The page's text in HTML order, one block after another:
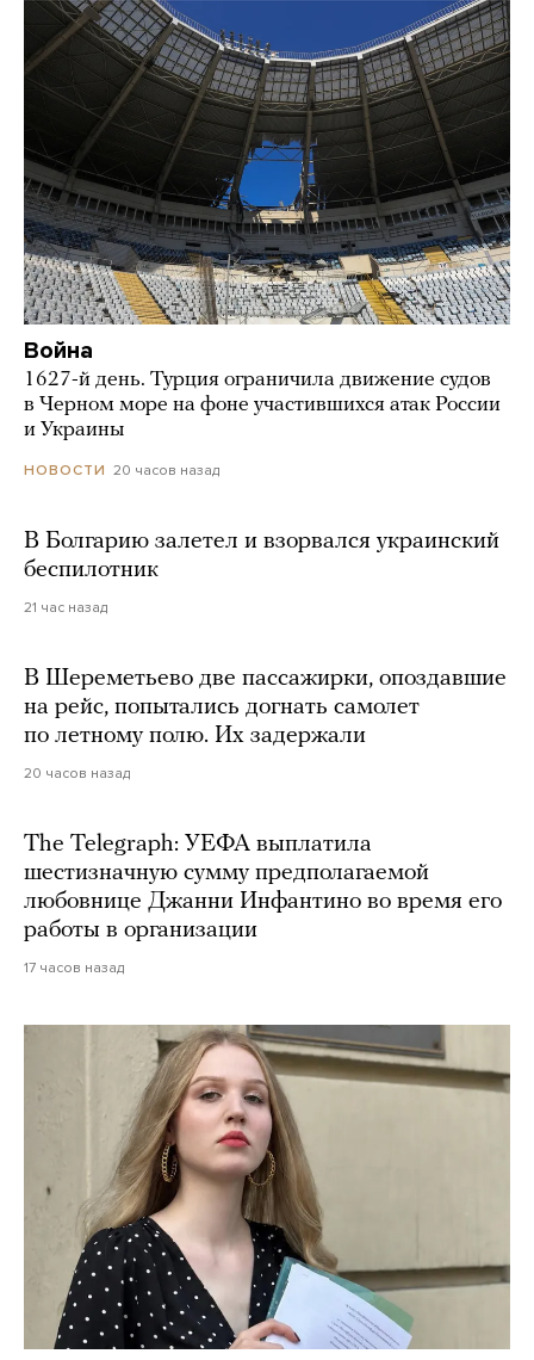
Война
1627-й день. Турция ограничила движение судов
в Черном море на фоне участившихся атак России
и Украины
НОВОСТИ 20 часов назад
В Болгарию залетел и взорвался украинский
беспилотник
21 час назад
В Шереметьево две пассажирки, опоздавшие
на рейс, попытались догнать самолет
по летному полю. Их задержали
20 часов назад
The Telegraph: УЕФА выплатила
шестизначную сумму предполагаемой
любовнице Джанни Инфантино во время его
работы в организации
17 часов назад